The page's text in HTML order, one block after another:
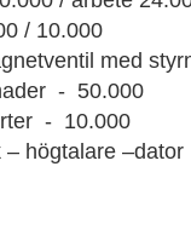
/ 10.000
med
- 50.000
- 10.000
högtalare